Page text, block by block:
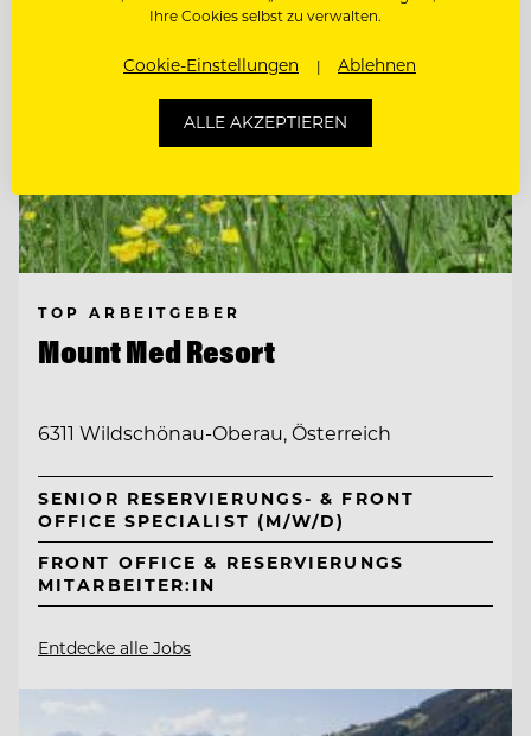
TOP ARBEITGEBER
Mount Med Resort
6311 Wildschönau-Oberau, Österreich
SENIOR RESERVIERUNGS- & FRONT
OFFICE SPECIALIST (M/W/D)
FRONT OFFICE & RESERVIERUNGS
MITARBEITER:IN
Entdecke alle Jobs
Ihre Cookies selbst zu verwalten.
Cookie-Einstellungen Ablehnen
ALLE AKZEPTIEREN